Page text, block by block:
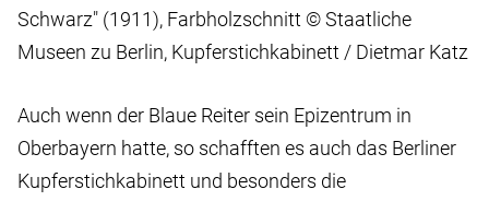
Schwarz" (1911), Farbholzschnitt © Staatliche
Museen zu Berlin, Kupferstichkabinett / Dietmar Katz
Auch wenn der Blaue Reiter sein Epizentrum in
Oberbayern hatte, so schafften es auch das Berliner
Kupferstichkabinett und besonders die